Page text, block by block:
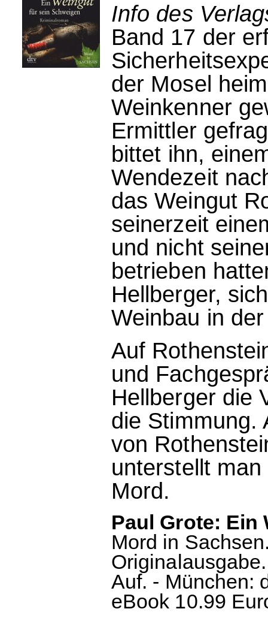
Info des
Band 17 der
der Mosel
Weinkenner
Ermittler
bittet ihn,
Wendezeit
das Weingut
seinerzeit
und nicht
betrieben
Hellberger,
Weinbau in
Auf
und
Hellberger die
die Stimmung.
von
unterstellt
Mord.
Paul Grote: Ein
Mord in
Auf. - München:
eBook 10.99